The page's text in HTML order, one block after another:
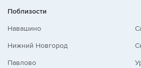
Поблизости
Навашино
Нижний Новгород
Павлово